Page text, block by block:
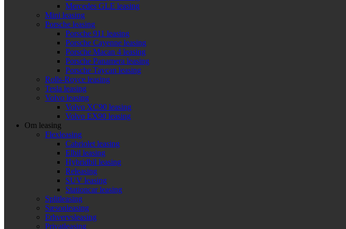
Mercedes GLE leasing
Mini leasing
Porsche leasing
Porsche 911 leasing
Porsche Cayenne leasing
Porsche Macan 4 leasing
Porsche Panamera leasing
Porsche Taycan leasing
Rolls-Royce leasing
Tesla leasing
Volvo leasing
Volvo XC90 leasing
Volvo EX90 leasing
Om leasing
Flexleasing
Cabriolet leasing
Elbil leasing
Hybridbil leasing
Releasing
SUV leasing
Stationcar leasing
Splitleasing
Sæsonleasing
Erhvervsleasing
Privatleasing